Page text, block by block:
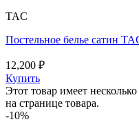
TAC
Постельное белье сатин
12,200 ₽
Купить
Этот товар имеет
на странице товара.
-10%